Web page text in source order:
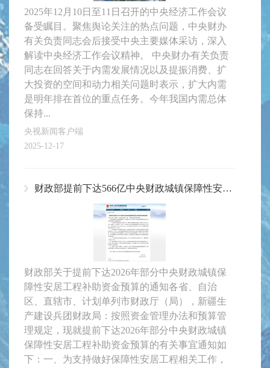
2025年12月10日至11日召开的中央经济工作会议
备受瞩目。聚焦舆论关注的热点问题，中央财办
有关负责同志会后接受中央主要媒体采访，深入
解读中央经济工作会议精神。 中央财办有关负责
同志在回答关于内需发展情况以及提振消费、扩
大投资的空间和动力相关问题时表示，扩大内需
是明年排在首位的重点任务。今年我国内需总体
保持...
央视新闻客户端
2025-12-17
财政部提前下达566亿中央财政城镇保障性安居工程补助资金预算
财政部关于提前下达2026年部分中央财政城镇保
障性安居工程补助资金预算的通知各省、自治
区、直辖市、计划单列市财政厅（局），新疆生
产建设兵团财政局：按照资金管理办法和预算管
理规定，现就提前下达2026年部分中央财政城镇
保障性安居工程补助资金预算的有关事宜通知如
下：一、为支持做好保障性安居工程相关工作，